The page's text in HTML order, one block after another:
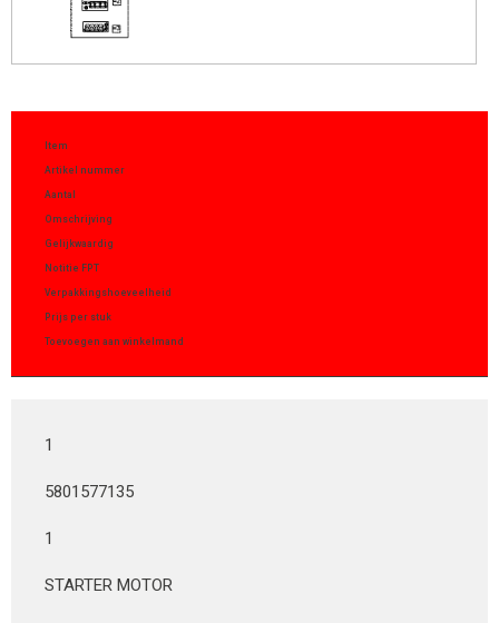
Item
Artikel nummer
Aantal
Omschrijving
Gelijkwaardig
Notitie FPT
Verpakkingshoeveelheid
Prijs per stuk
Toevoegen aan winkelmand
1
5801577135
1
STARTER MOTOR